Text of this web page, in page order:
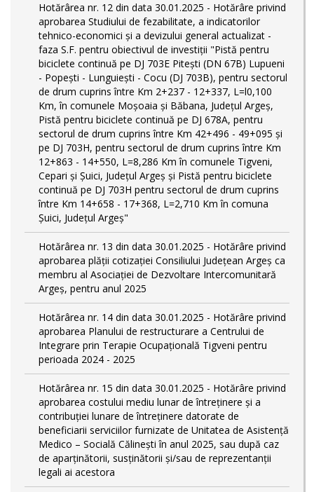
Hotărârea nr. 12 din data 30.01.2025 - Hotărâre privind
aprobarea Studiului de fezabilitate, a indicatorilor
tehnico-economici și a devizului general actualizat -
faza S.F. pentru obiectivul de investiţii "Pistă pentru
biciclete continuă pe DJ 703E Piteşti (DN 67B) Lupueni
- Popeşti - Lunguieşti - Cocu (DJ 703B), pentru sectorul
de drum cuprins între Km 2+237 - 12+337, L=l0,100
Km, în comunele Moşoaia şi Băbana, Judeţul Argeş,
Pistă pentru biciclete continuă pe DJ 678A, pentru
sectorul de drum cuprins între Km 42+496 - 49+095 și
pe DJ 703H, pentru sectorul de drum cuprins între Km
12+863 - 14+550, L=8,286 Km în comunele Tigveni,
Cepari și Șuici, Judeţul Argeş și Pistă pentru biciclete
continuă pe DJ 703H pentru sectorul de drum cuprins
între Km 14+658 - 17+368, L=2,710 Km în comuna
Șuici, Județul Argeş"
Hotărârea nr. 13 din data 30.01.2025 - Hotărâre privind
aprobarea plății cotizației Consiliului Județean Argeș ca
membru al Asociației de Dezvoltare Intercomunitară
Argeș, pentru anul 2025
Hotărârea nr. 14 din data 30.01.2025 - Hotărâre privind
aprobarea Planului de restructurare a Centrului de
Integrare prin Terapie Ocupațională Tigveni pentru
perioada 2024 - 2025
Hotărârea nr. 15 din data 30.01.2025 - Hotărâre privind
aprobarea costului mediu lunar de întreținere și a
contribuției lunare de întreținere datorate de
beneficiarii serviciilor furnizate de Unitatea de Asistență
Medico – Socială Călineşti în anul 2025, sau după caz
de aparținătorii, susținătorii și/sau de reprezentanții
legali ai acestora